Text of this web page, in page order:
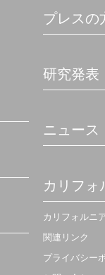
プレスの
研究発表
ニュース
カリフォ
カリフォルニ
関連リンク
プライバシー